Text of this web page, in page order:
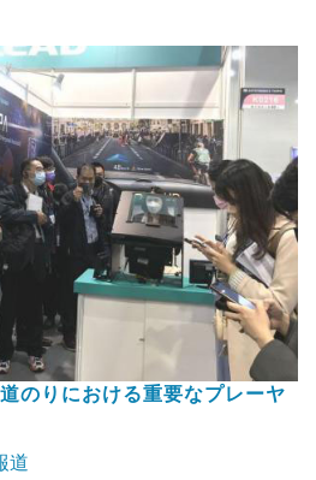
のりにおける重要なプレーヤ
道